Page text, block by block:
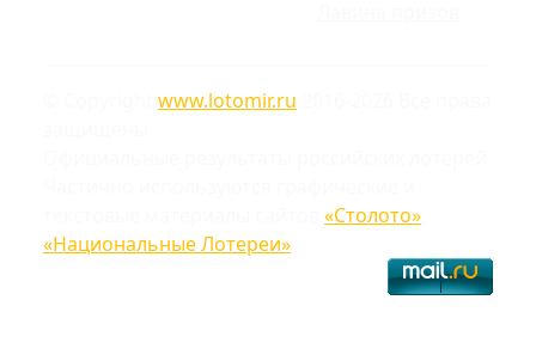
www.lotomir.ru
«Столото»
«Национальные Лотереи»